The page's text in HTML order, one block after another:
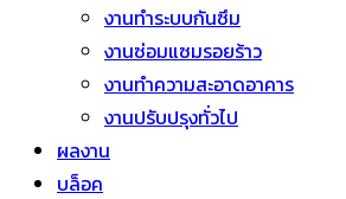
งานทำระบบกันซึม
งานซ่อมแซมรอยร้าว
งานทำความสะอาดอาคาร
งานปรับปรุงทั่วไป
ผลงาน
บล็อค